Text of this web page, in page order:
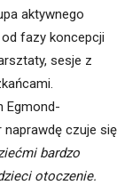
aktywnego
fazy koncepcji
sesje z
Egmond-
naprawdę czuje się
bardzo
otoczenie.